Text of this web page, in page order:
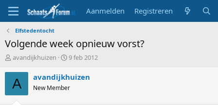
Aanmelden Registreren
Elfstedentocht
Volgende week opnieuw vorst?
T
p
i
s
avandijkhuizen
S
a
t
9 feb 2012
A avandijkhuizen
New Member